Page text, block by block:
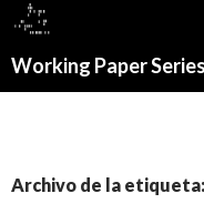
Archivo de la